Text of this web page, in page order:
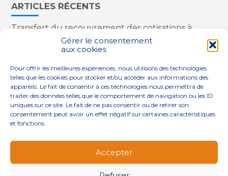
Gérer le consentement
aux cookies
Pour offrir les meilleures expériences, nous utilisons des technologies
telles que les cookies pour stocker et/ou accéder aux informations des
appareils. Le fait de consentir à ces technologies nous permettra de
traiter des données telles que le comportement de navigation ou les ID
uniques sur ce site. Le fait de ne pas consentir ou de retirer son
consentement peut avoir un effet négatif sur certaines caractéristiques
et fonctions.
Accepter
ARTICLES RÉCENTS
Transfert du recouvrement des cotisations à
l’Urssaf : des nouveautés
Appareils reconditionnés : annulation de la
Contrôle de la qualité de l’air dans les ERP
Industriels : le point sur les dernières évolutions
réglementaires
Footer QUI SOMMES-NOUS ?
NOS SOLUTIONS
ACTUALITÉS CONTACT